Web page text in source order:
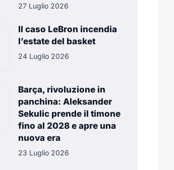
27 Luglio 2026
Il caso LeBron incendia
l’estate del basket
24 Luglio 2026
Barça, rivoluzione in
panchina: Aleksander
Sekulic prende il timone
fino al 2028 e apre una
nuova era
23 Luglio 2026